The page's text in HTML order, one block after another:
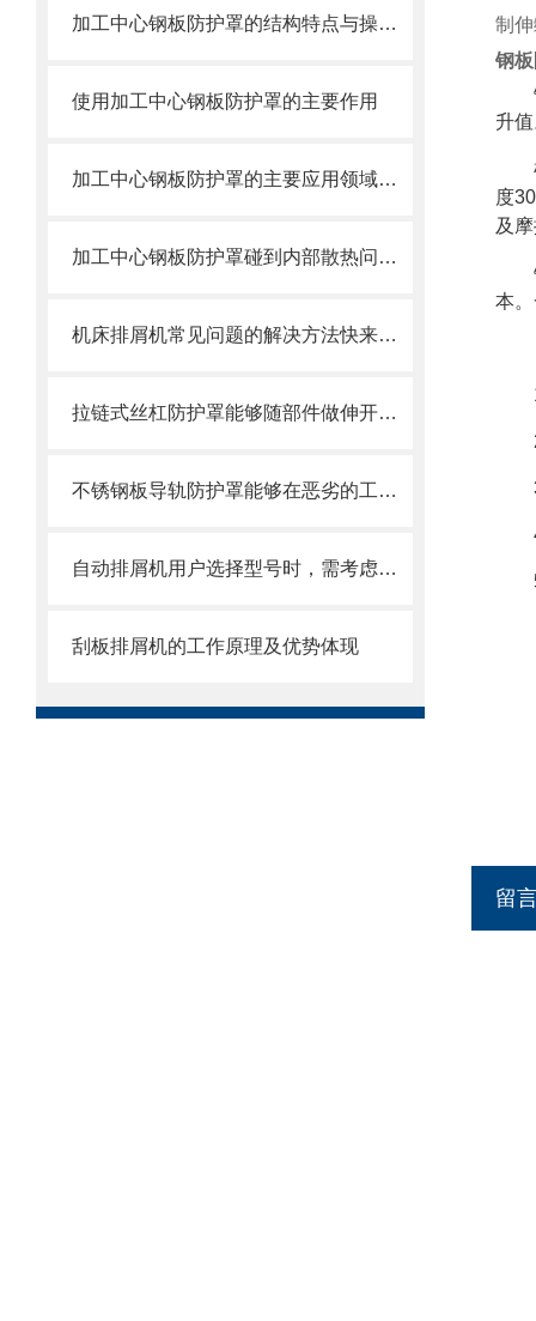
加工中心钢板防护罩的结构特点与操作维护方式
使用加工中心钢板防护罩的主要作用
加工中心钢板防护罩的主要应用领域和产品的主要特性
加工中心钢板防护罩碰到内部散热问题改怎么办？这篇文章告诉你
机床排屑机常见问题的解决方法快来看看吧！
拉链式丝杠防护罩能够随部件做伸开或压缩运动
不锈钢板导轨防护罩能够在恶劣的工作环境中长期使用
自动排屑机用户选择型号时，需考虑哪些事项？
刮板排屑机的工作原理及优势体现
制
钢
升
度
及
本
留